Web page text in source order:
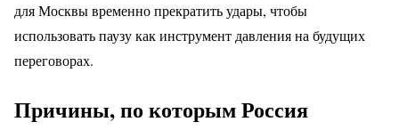
для Москвы временно прекратить удары, чтобы
использовать паузу как инструмент давления на будущих
переговорах.
Причины, по которым Россия